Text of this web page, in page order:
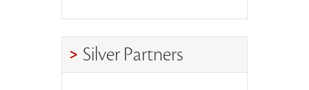
Silver Partners